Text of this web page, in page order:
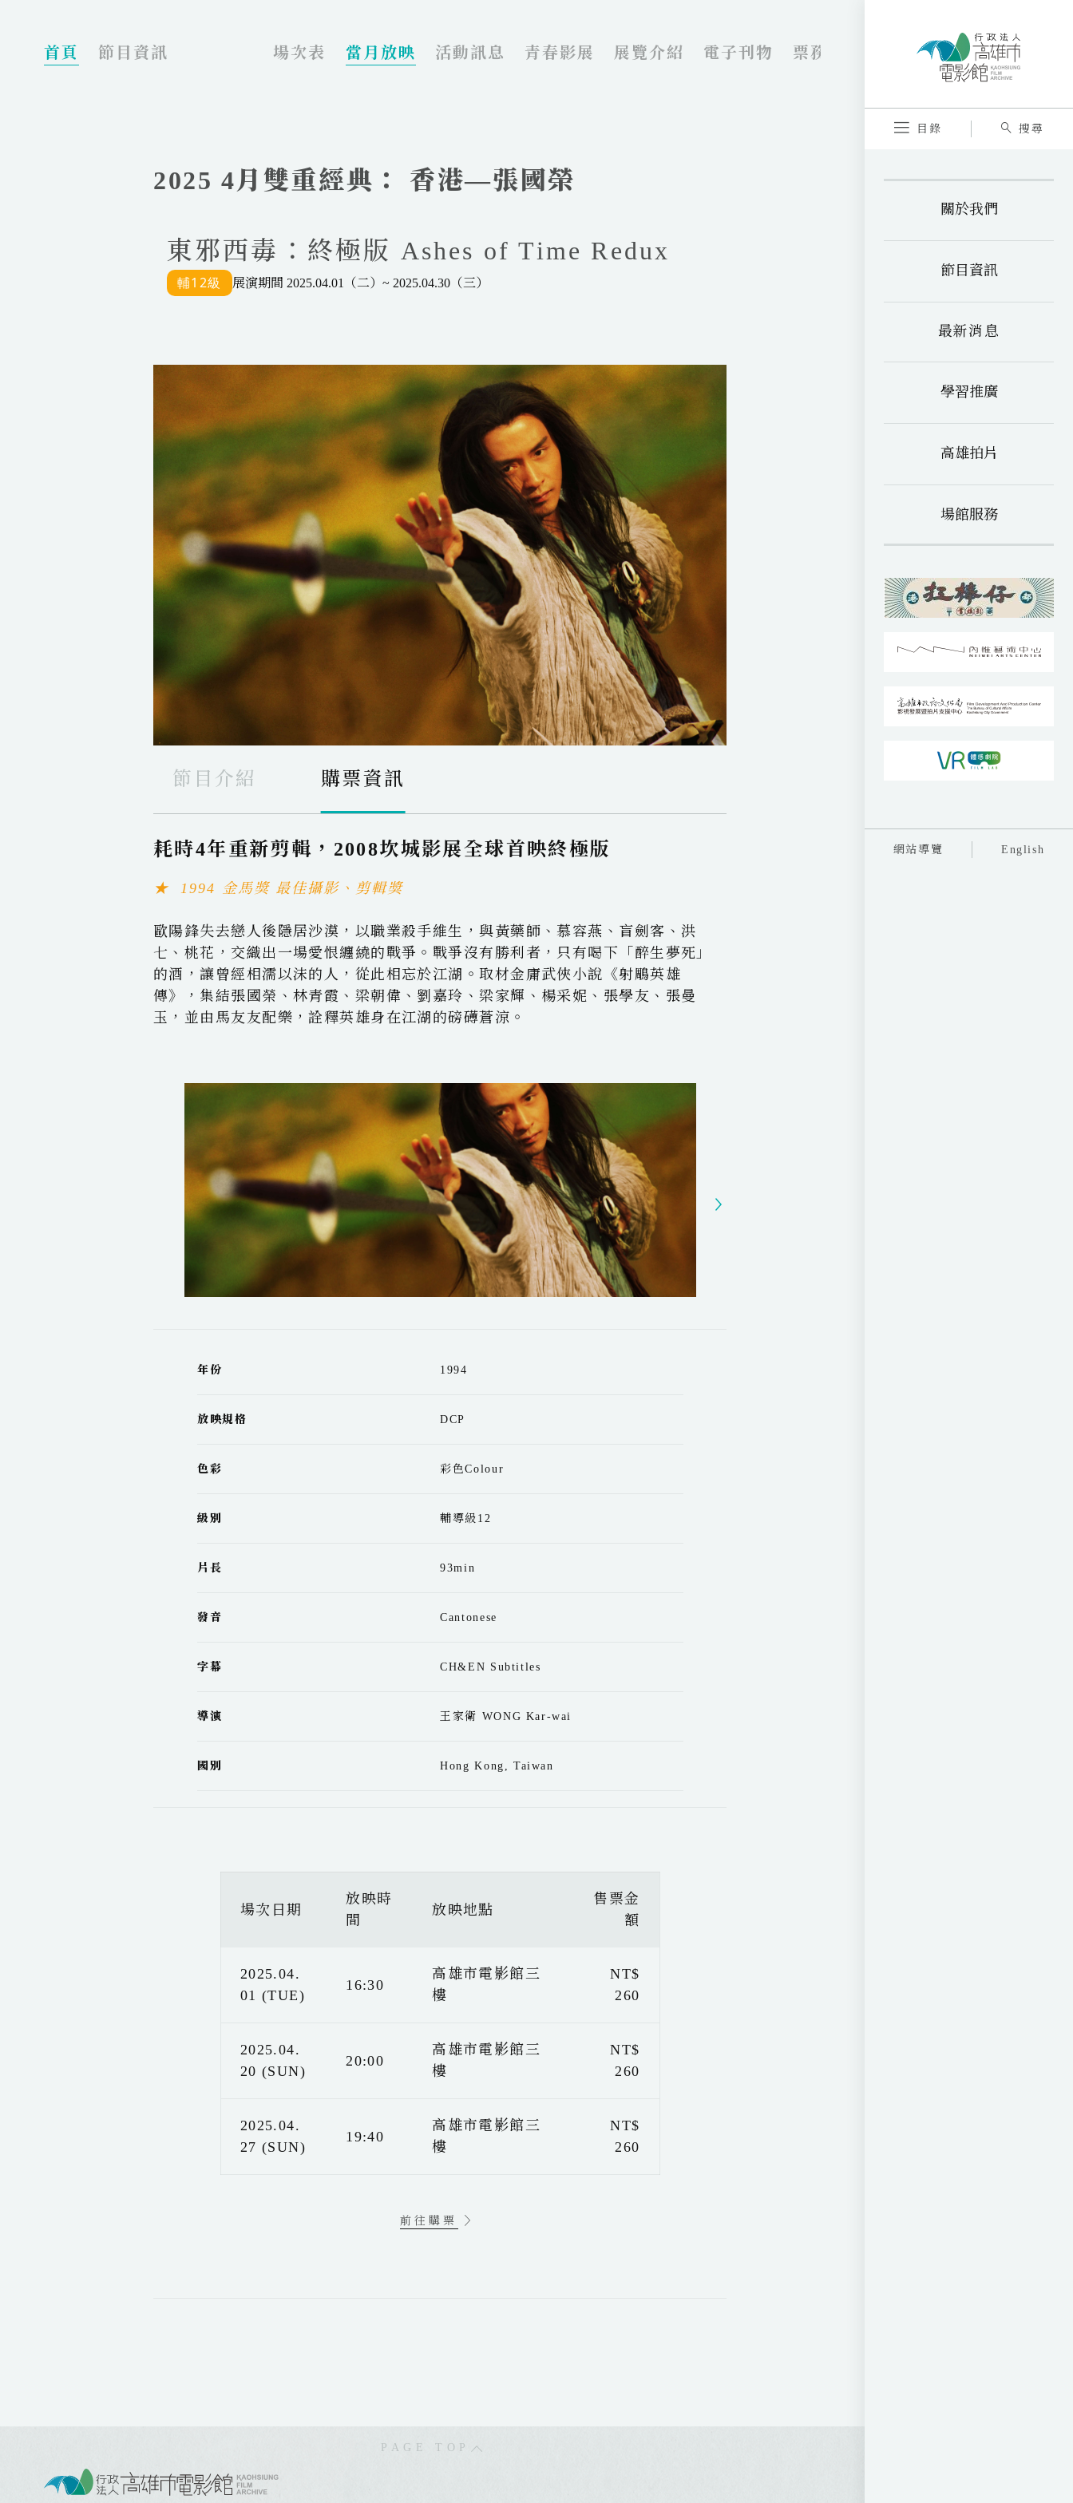
目錄 搜尋
關於我們
節目資訊
最新消息
學習推廣
高雄拍片
場館服務
網站導覽 English
首頁 節目資訊 場次表 當月放映 活動訊息 青春影展 展覽介紹 電子刊物 票務資訊 VR劇院 內惟藝術
2025 4月雙重經典： 香港—張國榮
東邪西毒：終極版 Ashes of Time Redux
展演期間 2025.04.01（二）~ 2025.04.30（三）
節目介紹 購票資訊
耗時4年重新剪輯，2008坎城影展全球首映終極版
★ 1994 金馬獎 最佳攝影、剪輯獎
歐陽鋒失去戀人後隱居沙漠，以職業殺手維生，與黃藥師、慕容燕、盲劍客、洪
七、桃花，交織出一場愛恨纏繞的戰爭。戰爭沒有勝利者，只有喝下「醉生夢死」
的酒，讓曾經相濡以沫的人，從此相忘於江湖。取材金庸武俠小說《射鵰英雄
傳》，集結張國榮、林青霞、梁朝偉、劉嘉玲、梁家輝、楊采妮、張學友、張曼
玉，並由馬友友配樂，詮釋英雄身在江湖的磅礡蒼涼。
年份 1994
放映規格 DCP
色彩 彩色Colour
級別 輔導級12
片長 93min
發音 Cantonese
字幕 CH&EN Subtitles
導演 王家衛 WONG Kar-wai
國別 Hong Kong, Taiwan
場次日期
放映時
間
放映地點
售票金
額
2025.04.
01 (TUE)
16:30
高雄市電影館三
樓
NT$
260
2025.04.
20 (SUN)
20:00
高雄市電影館三
樓
NT$
260
2025.04.
27 (SUN)
19:40
高雄市電影館三
樓
NT$
260
前往購票
PAGE TOP